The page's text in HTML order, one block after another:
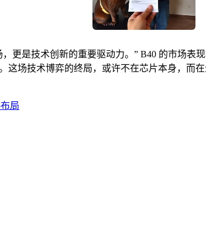
更是技术创新的重要驱动力。” B40 的市场
场技术博弈的终局，或许不在芯片本身，而在
局